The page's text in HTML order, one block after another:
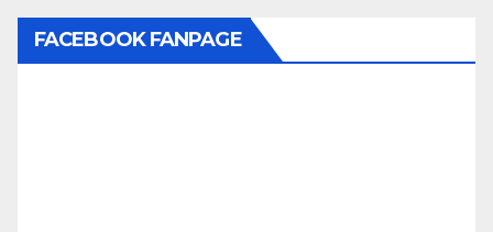
FACEBOOK FANPAGE